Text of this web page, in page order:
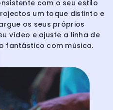
com o seu estilo
um toque distinto e
os seus próprios
vídeo e ajuste a linha de
fantástico com música.